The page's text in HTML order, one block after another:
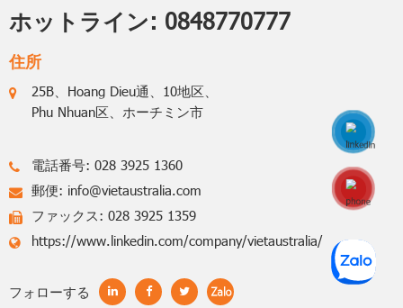
ホットライン: 0848770777
住所
25B、Hoang Dieu通、10地区、
Phu Nhuan区、ホーチミン市
電話番号: 028 3925 1360
郵便: info@vietaustralia.com
ファックス: 028 3925 1359
https://www.linkedin.com/company/vietaustralia/
フォローする
Hotline: